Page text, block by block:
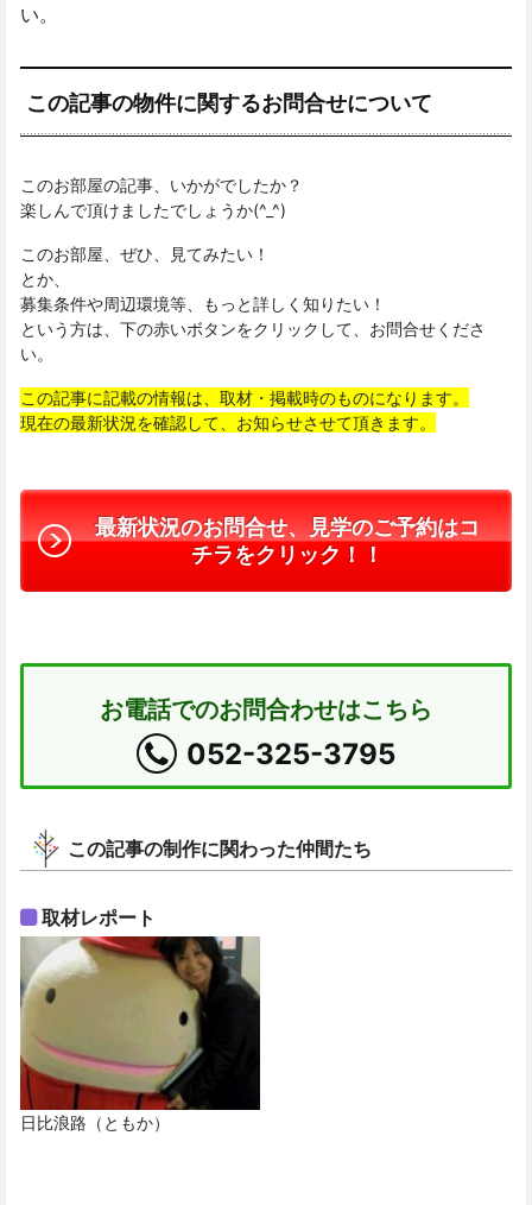
い。
この記事の物件に関するお問合せについて
このお部屋の記事、いかがでしたか？
楽しんで頂けましたでしょうか(^_^)
このお部屋、ぜひ、見てみたい！
とか、
募集条件や周辺環境等、もっと詳しく知りたい！
という方は、下の赤いボタンをクリックして、お問合せくださ
い。
この記事に記載の情報は、取材・掲載時のものになります。
現在の最新状況を確認して、お知らせさせて頂きます。
最新状況のお問合せ、見学のご予約はコ
チラをクリック！！
お電話でのお問合わせはこちら
052-325-3795
この記事の制作に関わった仲間たち
取材レポート
日比浪路（ともか）